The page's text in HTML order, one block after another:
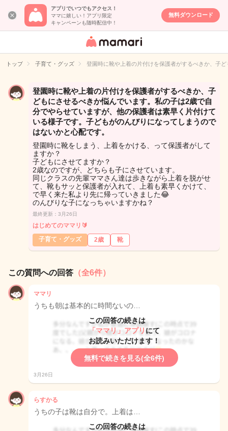
アプリでいつでもアクセス！
ママに嬉しい！アプリ限定
キャンペーンも随時配信中！
無料ダウンロード
女性専用匿名QA
イト
トップ 子育て・グッズ 登園時に靴や上着の片付けを保護者がするべきか、子
登園時に靴や上着の片付けを保護者がするべきか、子
どもにさせるべきか悩んでいます。私の子は2歳で自
分でやらせていますが、他の保護者は素早く片付けて
いる様子です。子どもがのんびりになってしまうので
はないかと心配です。
登園時に靴をしまう、上着をかける、って保護者がして
ますか？
子どもにさせてますか？
2歳なのですが、どちらも子にさせています。
同じクラスの先輩ママさん達は歩きながら上着を脱がせ
て、靴もサッと保護者が入れて、上着も素早くかけて、
で早く来た私より先に帰っていきました😂
のんびりな子になっちゃいますかね？
最終更新：3月26日
はじめてのママリ🔰
子育て・グッズ
2歳 靴
この質問への回答 （全6件）
ママリ
うちも朝は基本的に時間ないの…
この回答の続きは
「ママリ」アプリ にて
お読みいただけます！
無料で続きを見る(全6件)
3月26日
らすかる
うちの子は靴は自分で。上着は…
この回答の続きは